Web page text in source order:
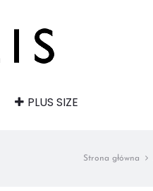
PLUS SIZE
Strona główna